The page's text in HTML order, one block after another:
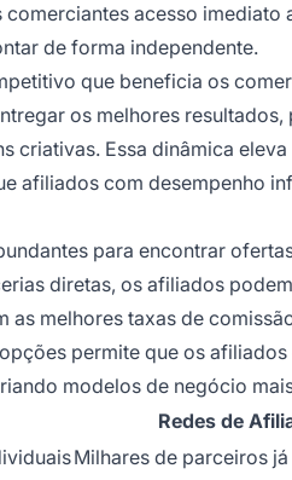
acesso imediato
de forma independente.
que beneficia os
os melhores resultados,
Essa dinâmica eleva
afiliados com desempenho
para encontrar
diretas, os afiliados
melhores taxas de
permite que os
modelos de negócio
Redes de
Milhares de parceiros